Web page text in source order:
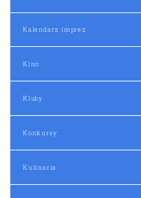
Kalendarz imprez
Kino
Kluby
Konkursy
Kulinaria